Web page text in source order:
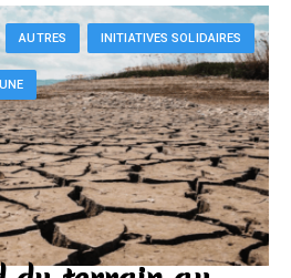
AUTRES INITIATIVES SOLIDAIRES
UNE